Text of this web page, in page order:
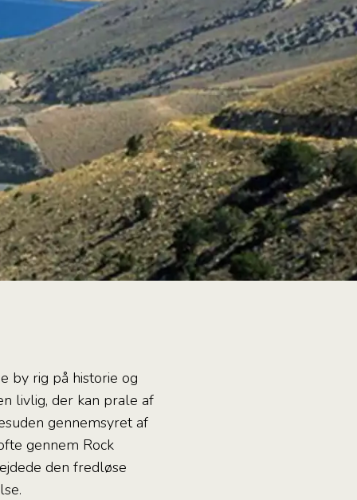
by rig på historie og
livlig, der kan prale af
gennemsyret af
gennem Rock
den fredløse